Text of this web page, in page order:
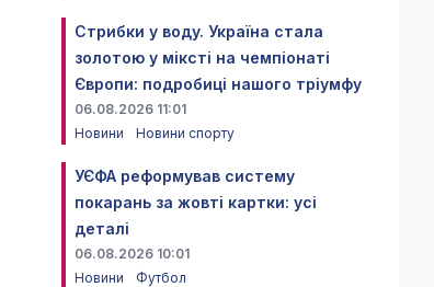
Стрибки у воду. Україна стала
золотою у міксті на чемпіонаті
Європи: подробиці нашого тріумфу
06.08.2026 11:01
Новини
Новини спорту
УЄФА реформував систему
покарань за жовті картки: усі
деталі
06.08.2026 10:01
Новини
Футбол